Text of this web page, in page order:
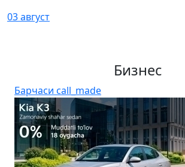
03 август
Бизнес
Барчаси call_made